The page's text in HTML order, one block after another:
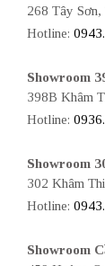
268 Tây
Hotline:
Showroom
398B Khâm
Hotline:
Showroom
302 Khâm
Hotline:
Showroom